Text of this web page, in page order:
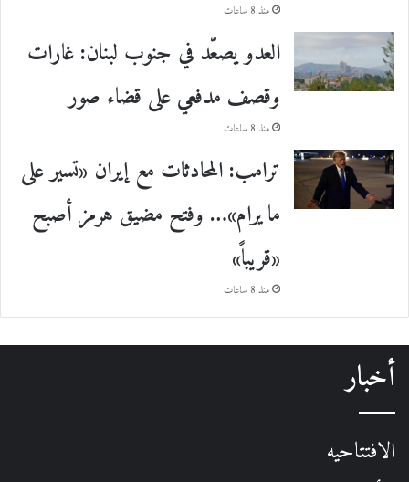
منذ 8 ساعات
العدو يصعّد في جنوب لبنان: غارات
وقصف مدفعي على قضاء صور
منذ 8 ساعات
ترامب: المحادثات مع إيران «تسير على
ما يرام»… وفتح مضيق هرمز أصبح
«قريباً»
منذ 8 ساعات
أخبار
الافتتاحيه